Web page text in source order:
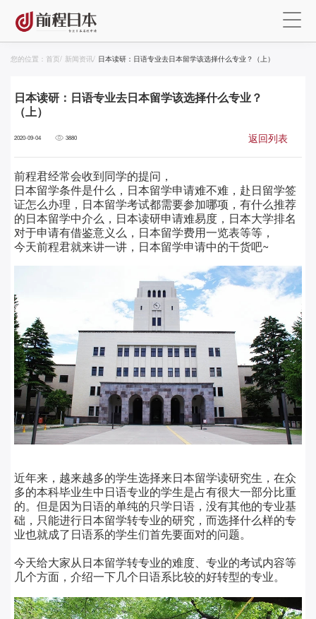
您的位置： 首页/ 新闻资讯/ 日本读研：日语专业去日本留学该选择什么专业？（上）
日本读研：日语专业去日本留学该选择什么专业？
（上）
2020-09-04 3880 返回列表
前程君经常会收到同学的提问，
日本留学条件是什么，日本留学申请难不难，赴日留学签
证怎么办理，日本留学考试都需要参加哪项，有什么推荐
的日本留学中介么，日本读研申请难易度，日本大学排名
对于申请有借鉴意义么，日本留学费用一览表等等，
今天前程君就来讲一讲，日本留学申请中的干货吧~
近年来，越来越多的学生选择来日本留学读研究生，在众
多的本科毕业生中日语专业的学生是占有很大一部分比重
的。但是因为日语的单纯的只学日语，没有其他的专业基
础，只能进行日本留学转专业的研究，而选择什么样的专
业也就成了日语系的学生们首先要面对的问题。
今天给大家从日本留学转专业的难度、专业的考试内容等
几个方面，介绍一下几个日语系比较的好转型的专业。